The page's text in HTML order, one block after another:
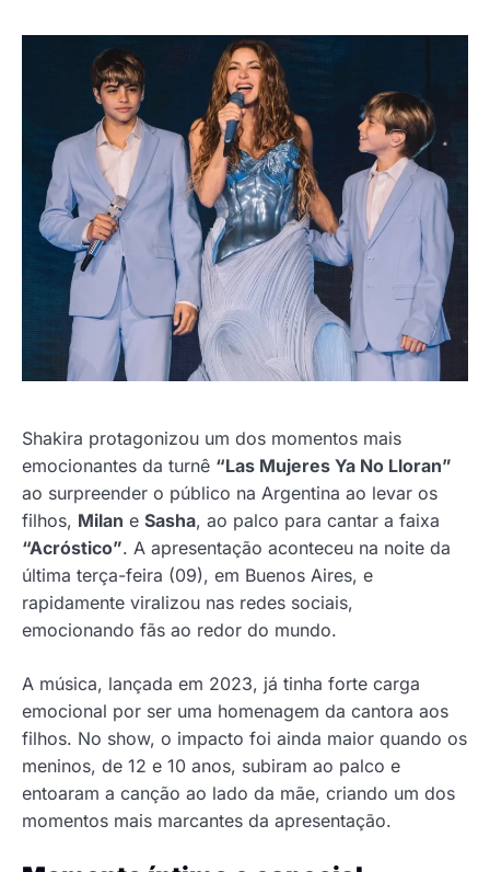
Shakira protagonizou um dos momentos mais
emocionantes da turnê “Las Mujeres Ya No Lloran”
ao surpreender o público na Argentina ao levar os
filhos, Milan e Sasha, ao palco para cantar a faixa
“Acróstico”. A apresentação aconteceu na noite da
última terça-feira (09), em Buenos Aires, e
rapidamente viralizou nas redes sociais,
emocionando fãs ao redor do mundo.
A música, lançada em 2023, já tinha forte carga
emocional por ser uma homenagem da cantora aos
filhos. No show, o impacto foi ainda maior quando os
meninos, de 12 e 10 anos, subiram ao palco e
entoaram a canção ao lado da mãe, criando um dos
momentos mais marcantes da apresentação.